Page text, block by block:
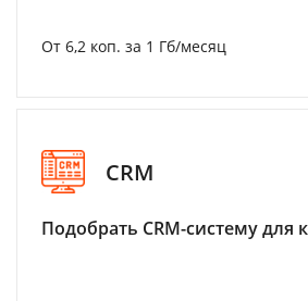
От 6,2 коп. за 1 Гб/месяц
CRM
Подобрать CRM-систему для